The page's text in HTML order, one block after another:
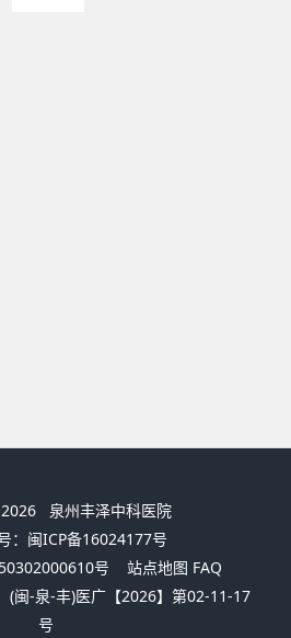
泉州丰泽中科医院
：闽ICP备16024177号
号
站点地图 FAQ
(闽-泉-丰)医广【2026】第02-11-17
号